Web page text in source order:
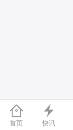

首页

快讯